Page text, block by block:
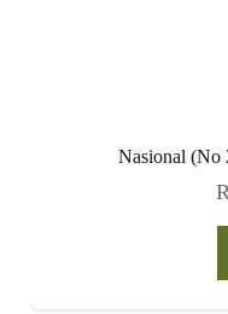
Nasional (No